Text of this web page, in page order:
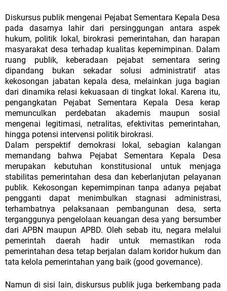
Diskursus publik mengenai Pejabat Sementara Kepala Desa
pada dasarnya lahir dari persinggungan antara aspek
hukum, politik lokal, birokrasi pemerintahan, dan harapan
masyarakat desa terhadap kualitas kepemimpinan. Dalam
ruang publik, keberadaan pejabat sementara sering
dipandang bukan
sekadar solusi administratif
atas
kekosongan jabatan kepala desa, melainkan juga bagian
dari dinamika relasi kekuasaan di tingkat lokal. Karena itu,
pengangkatan Pejabat Sementara Kepala Desa kerap
memunculkan perdebatan akademis maupun sosial
mengenai legitimasi, netralitas, efektivitas pemerintahan,
hingga potensi intervensi politik birokrasi.
Dalam perspektif demokrasi lokal, sebagian kalangan
memandang bahwa Pejabat Sementara Kepala Desa
merupakan kebutuhan konstitusional untuk menjaga
stabilitas pemerintahan desa dan keberlanjutan pelayanan
publik. Kekosongan kepemimpinan tanpa adanya pejabat
pengganti dapat menimbulkan
stagnasi
administrasi,
terhambatnya
pelaksanaan pembangunan desa,
serta
terganggunya pengelolaan keuangan desa yang bersumber
dari APBN maupun APBD. Oleh sebab itu, negara melalui
pemerintah daerah hadir untuk memastikan roda
pemerintahan desa tetap berjalan dalam koridor hukum dan
tata kelola pemerintahan yang baik (good governance).
Namun di sisi lain, diskursus publik juga berkembang pada